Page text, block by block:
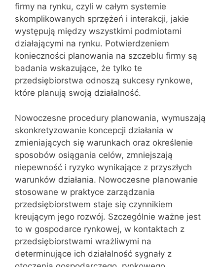
firmy na rynku, czyli w całym systemie
skomplikowanych sprzężeń i interakcji, jakie
występują między wszystkimi podmiotami
działającymi na rynku. Potwierdzeniem
konieczności planowania na szczeblu firmy są
badania wskazujące, że tylko te
przedsiębiorstwa odnoszą sukcesy rynkowe,
które planują swoją działalność.
Nowoczesne procedury planowania, wymuszają
skonkretyzowanie koncepcji działania w
zmieniających się warunkach oraz określenie
sposobów osiągania celów, zmniejszają
niepewność i ryzyko wynikające z przyszłych
warunków działania. Nowoczesne planowanie
stosowane w praktyce zarządzania
przedsiębiorstwem staje się czynnikiem
kreującym jego rozwój. Szczególnie ważne jest
to w gospodarce rynkowej, w kontaktach z
przedsiębiorstwami wrażliwymi na
determinujące ich działalność sygnały z